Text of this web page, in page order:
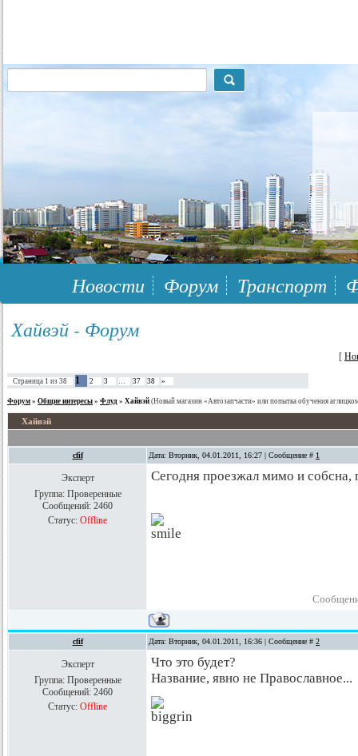
117148, г.Москва, ЮЗАО, муниципальный район Южное Бутово
Новости Форум Транспорт
Хайвэй - Форум
[
Страница 1 из 38 1 2 3 … 37 38 »
Форум » Общие интересы » Флуд » Хайвэй (Новый магазин «Автозапчасти» или попытка обучения
Хайвэй
cfif Дата: Вторник, 04.01.2011, 16:27 | Сообщение # 1
Эксперт
Группа: Проверенные
Сообщений: 2460
Статус: Offline
Сегодня проезжал мимо и собсна,
cfif Дата: Вторник, 04.01.2011, 16:36 | Сообщение # 2
Эксперт
Группа: Проверенные
Сообщений: 2460
Статус: Offline
Что это будет?
Название, явно не Православное...